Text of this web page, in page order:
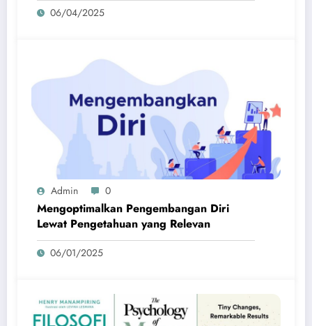
06/04/2025
Admin 0
Mengoptimalkan Pengembangan Diri
Lewat Pengetahuan yang Relevan
06/01/2025